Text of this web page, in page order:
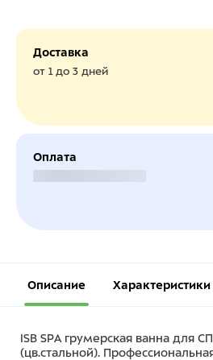
Доставка
от 1 до 3 дней
Оплата
Описание Характеристики
ISB SPA грумерская ванна для
(цв.стальной).